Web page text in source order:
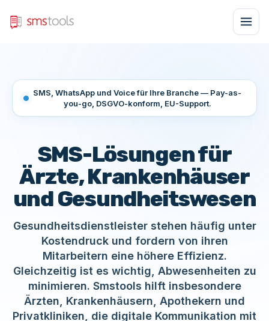
SMS, WhatsApp und Voice für Ihre Branche — Pay-as-
you-go, DSGVO-konform, EU-Support.
SMS-Lösungen für
Ärzte, Krankenhäuser
und Gesundheitswesen
Gesundheitsdienstleister stehen häufig unter
Kostendruck und fordern von ihren
Mitarbeitern eine höhere Effizienz.
Gleichzeitig ist es wichtig, Abwesenheiten zu
minimieren. Smstools hilft insbesondere
Ärzten, Krankenhäusern, Apothekern und
Privatkliniken, die digitale Kommunikation mit